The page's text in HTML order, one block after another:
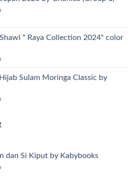
" Raya Collection 2024" color
Sulam Moringa Classic by
dan Si Kiput by Kabybooks